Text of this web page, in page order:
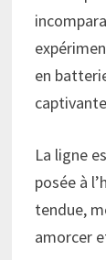
en
La ligne
posée à
tendue,
amorcer